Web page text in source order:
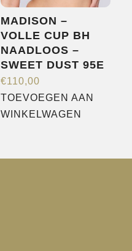
MADISON –
VOLLE CUP BH
NAADLOOS –
SWEET DUST 95E
€110,00
TOEVOEGEN AAN
WINKELWAGEN